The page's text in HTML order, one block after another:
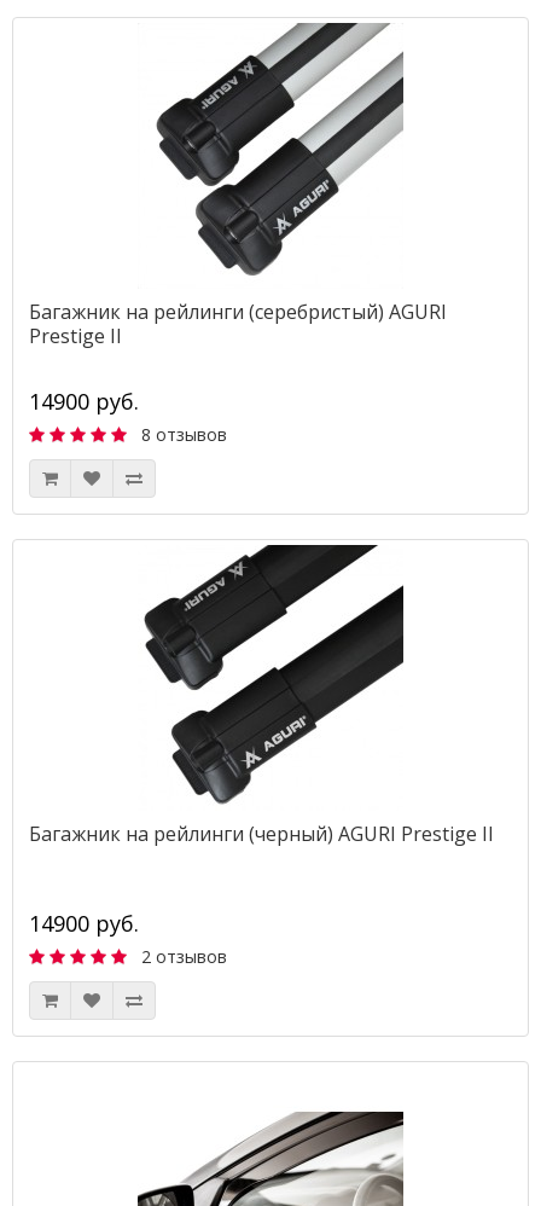
Багажник на рейлинги (серебристый) AGURI
Prestige II
14900 руб.
8 отзывов
Багажник на рейлинги (черный) AGURI Prestige II
14900 руб.
2 отзывов